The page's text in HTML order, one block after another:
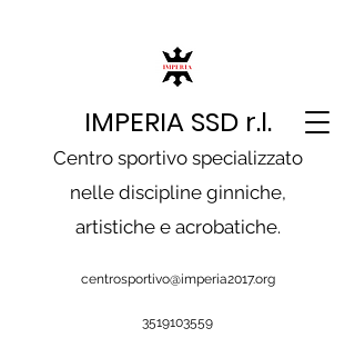
IMPERIA SSD r.l.
Centro sportivo specializzato
nelle discipline ginniche,
artistiche e acrobatiche.
centrosportivo@imperia2017.org
3519103559